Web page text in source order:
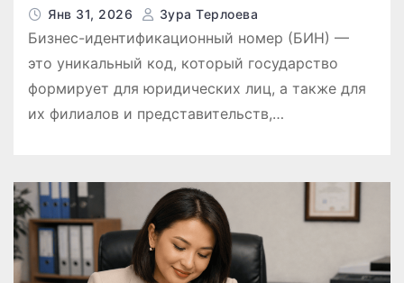
Янв 31, 2026 Зура Терлоева
Бизнес-идентификационный номер (БИН) —
это уникальный код, который государство
формирует для юридических лиц, а также для
их филиалов и представительств,…